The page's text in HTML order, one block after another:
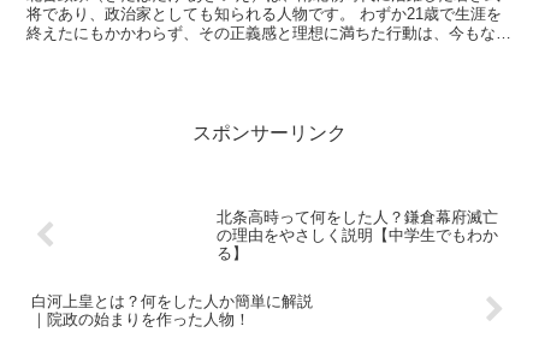
将であり、政治家としても知られる人物です。 わずか21歳で生涯を
終えたにもかかわらず、その正義感と理想に満ちた行動は、今もなお
スポンサーリンク
北条高時って何をした人？鎌倉幕府滅亡
の理由をやさしく説明【中学生でもわか
る】
白河上皇とは？何をした人か簡単に解説
｜院政の始まりを作った人物！